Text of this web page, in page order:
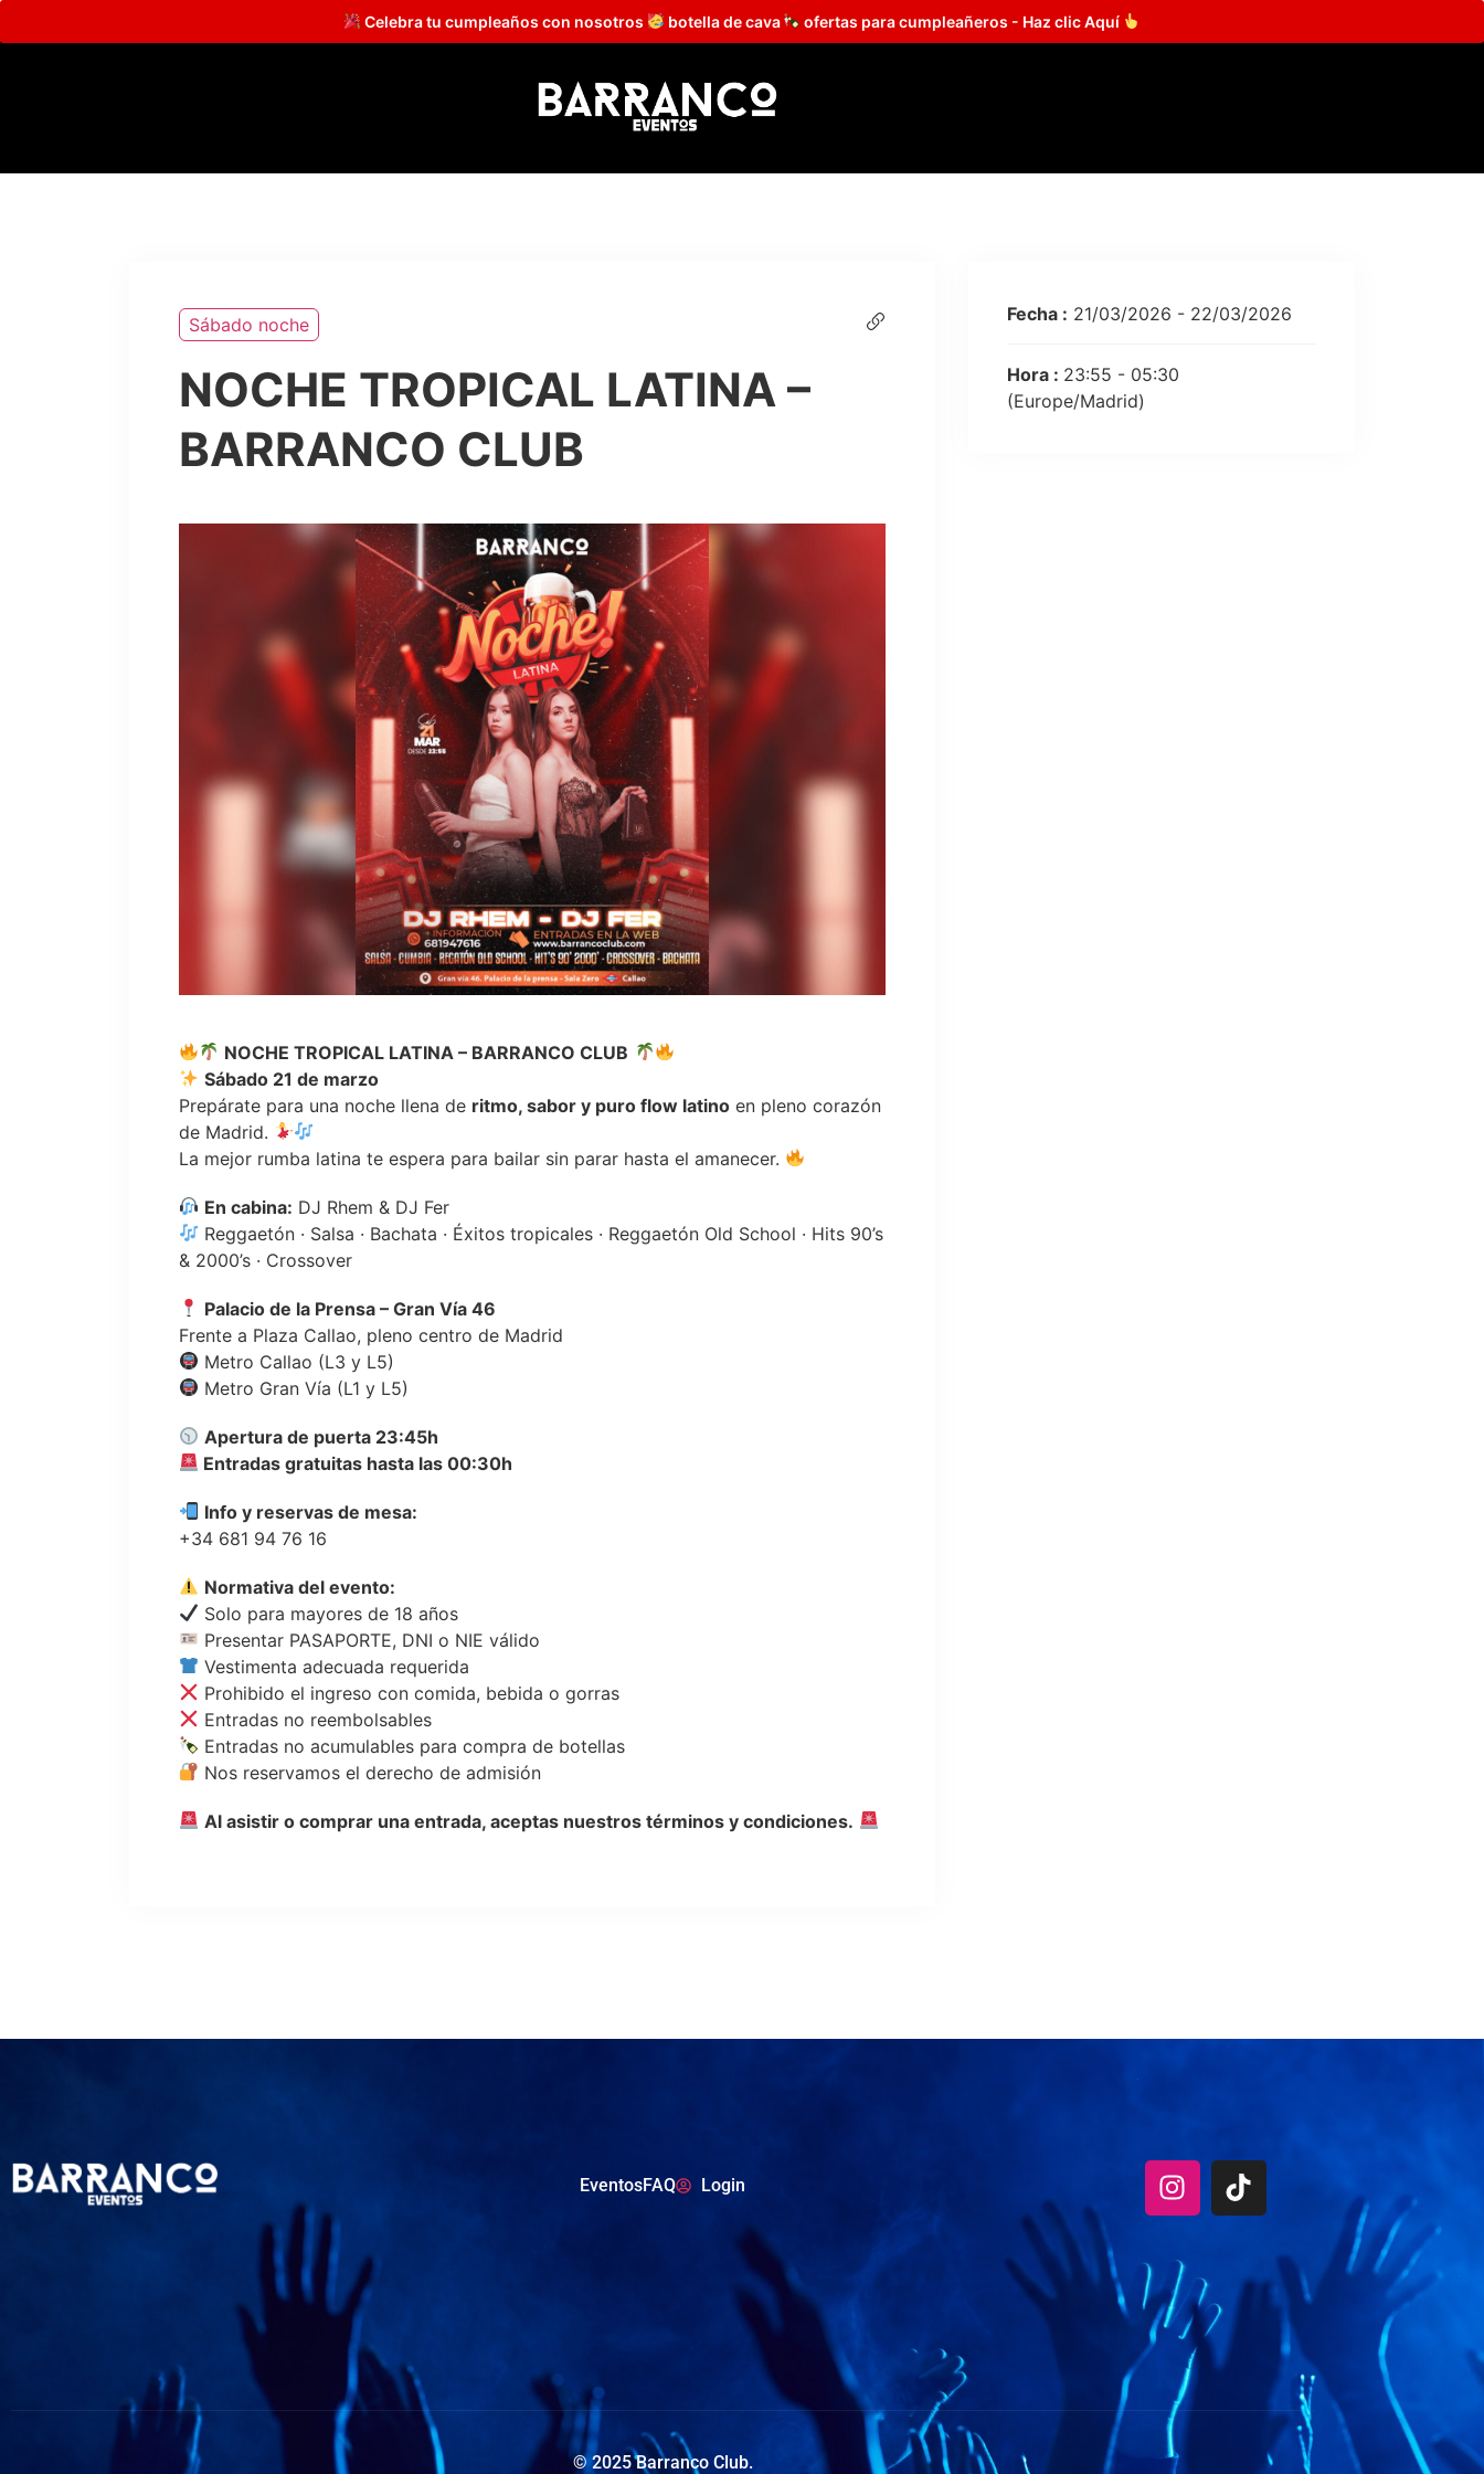
Celebra tu cumpleaños con nosotros botella de cava ofertas para cumpleañeros - Haz clic Aquí
Sábado noche
NOCHE TROPICAL LATINA –
BARRANCO CLUB
NOCHE TROPICAL LATINA – BARRANCO CLUB
Sábado 21 de marzo
Prepárate para una noche llena de ritmo, sabor y puro flow latino en pleno corazón
de Madrid.
La mejor rumba latina te espera para bailar sin parar hasta el amanecer.
En cabina: DJ Rhem & DJ Fer
Reggaetón · Salsa · Bachata · Éxitos tropicales · Reggaetón Old School · Hits 90’s
& 2000’s · Crossover
Palacio de la Prensa – Gran Vía 46
Frente a Plaza Callao, pleno centro de Madrid
Metro Callao (L3 y L5)
Metro Gran Vía (L1 y L5)
Apertura de puerta 23:45h
Entradas gratuitas hasta las 00:30h
Info y reservas de mesa:
+34 681 94 76 16
Normativa del evento:
Solo para mayores de 18 años
Presentar PASAPORTE, DNI o NIE válido
Vestimenta adecuada requerida
Prohibido el ingreso con comida, bebida o gorras
Entradas no reembolsables
Entradas no acumulables para compra de botellas
Nos reservamos el derecho de admisión
Al asistir o comprar una entrada, aceptas nuestros términos y condiciones.
Fecha : 21/03/2026 - 22/03/2026
Hora : 23:55 - 05:30
(Europe/Madrid)
EventosFAQ Login
© 2025 Barranco Club.